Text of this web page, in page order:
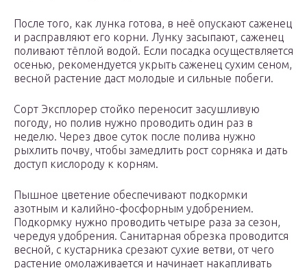
После того, как лунка готова, в неё опускают саженец
и расправляют его корни. Лунку засыпают, саженец
поливают тёплой водой. Если посадка осуществляется
осенью, рекомендуется укрыть саженец сухим сеном,
весной растение даст молодые и сильные побеги.
Сорт Эксплорер стойко переносит засушливую
погоду, но полив нужно проводить один раз в
неделю. Через двое суток после полива нужно
рыхлить почву, чтобы замедлить рост сорняка и дать
доступ кислороду к корням.
Пышное цветение обеспечивают подкормки
азотным и калийно-фосфорным удобрением.
Подкормку нужно проводить четыре раза за сезон,
чередуя удобрения. Санитарная обрезка проводится
весной, с кустарника срезают сухие ветви, от чего
растение омолаживается и начинает накапливать